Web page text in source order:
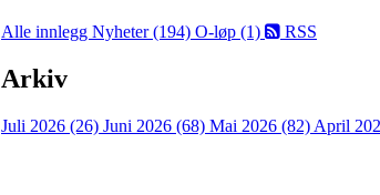
Alle innlegg Nyheter (194) O-løp (1) RSS
Arkiv
Juli 2026 (26) Juni 2026 (68) Mai 2026 (82) April